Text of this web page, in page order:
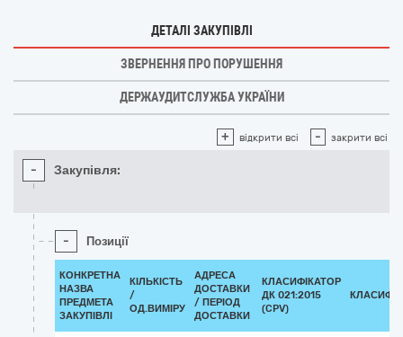
ДЕТАЛІ ЗАКУПІВЛІ
ЗВЕРНЕННЯ ПРО ПОРУШЕННЯ
ДЕРЖАУДИТСЛУЖБА УКРАЇНИ
+ відкрити всі - закрити всі
- Закупівля:
- Позиції
КОНКРЕТНА
НАЗВА
ПРЕДМЕТА
ЗАКУПІВЛІ
КІЛЬКІСТЬ
/
ОД.ВИМІРУ
АДРЕСА
ДОСТАВКИ
/ ПЕРІОД
ДОСТАВКИ
КЛАСИФІКАТОР
ДК 021:2015
(CPV)